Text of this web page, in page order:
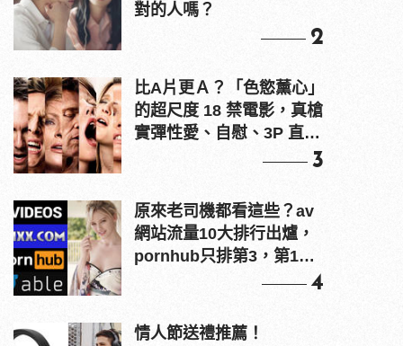
對的人嗎？
2
比A片更Ａ？「色慾薰心」
的超尺度 18 禁電影，真槍
實彈性愛、自慰、3P 直接
3
原來老司機都看這些？av
網站流量10大排行出爐，
pornhub只排第3，第1名
4
情人節送禮推薦！